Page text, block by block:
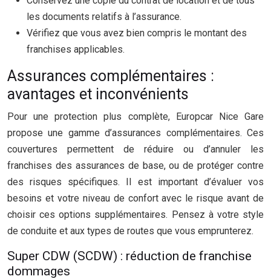
les documents relatifs à l’assurance.
Vérifiez que vous avez bien compris le montant des
franchises applicables.
Assurances complémentaires :
avantages et inconvénients
Pour une protection plus complète, Europcar Nice Gare
propose une gamme d’assurances complémentaires. Ces
couvertures permettent de réduire ou d’annuler les
franchises des assurances de base, ou de protéger contre
des risques spécifiques. Il est important d’évaluer vos
besoins et votre niveau de confort avec le risque avant de
choisir ces options supplémentaires. Pensez à votre style
de conduite et aux types de routes que vous emprunterez.
Super CDW (SCDW) : réduction de franchise
dommages